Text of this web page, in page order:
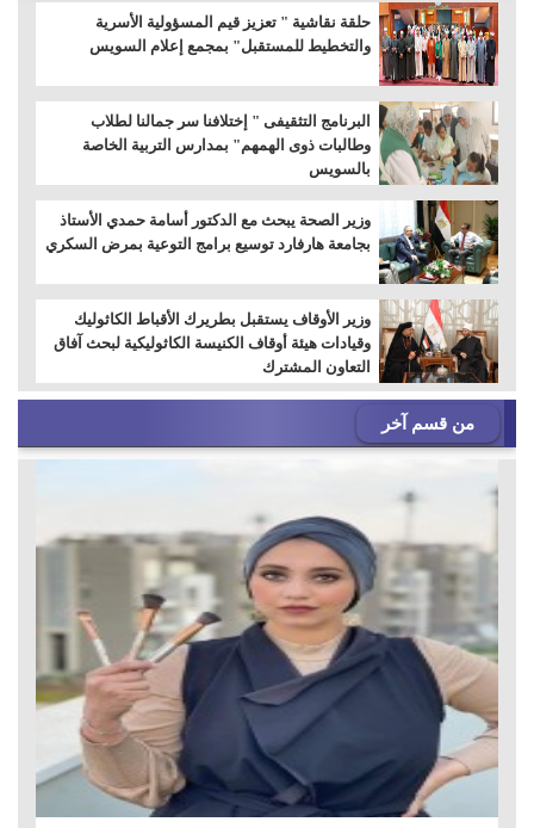
حلقة نقاشية " تعزيز قيم المسؤولية الأسرية
والتخطيط للمستقبل" بمجمع إعلام السويس
البرنامج التثقيفى " إختلافنا سر جمالنا لطلاب
وطالبات ذوى الهمهم" بمدارس التربية الخاصة
بالسويس
وزير الصحة يبحث مع الدكتور أسامة حمدي الأستاذ
بجامعة هارفارد توسيع برامج التوعية بمرض السكري
وزير الأوقاف يستقبل بطريرك الأقباط الكاثوليك
وقيادات هيئة أوقاف الكنيسة الكاثوليكية لبحث آفاق
التعاون المشترك
من قسم آخر